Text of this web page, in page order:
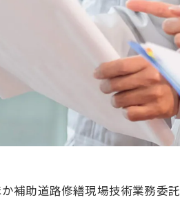
補助道路修繕現場技術業務委託